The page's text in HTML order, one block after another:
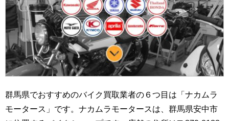
群馬県でおすすめのバイク買取業者の６つ目は「ナカムラ
モータース」です。ナカムラモータースは、群馬県安中市